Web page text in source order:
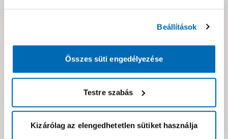
Beállítások
Összes süti engedélyezése
Testre szabás
Kizárólag az elengedhetetlen sütiket használja
Hibát találtál az oldalon vagy a termék leírásában?
Neked ajánljuk!